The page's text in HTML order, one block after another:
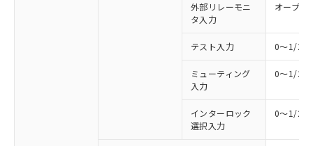
外部リレーモニ
タ入力
オープン
テスト入力 0～1/
ミューティング
入力
0～1/
インターロック
選択入力
0～1/